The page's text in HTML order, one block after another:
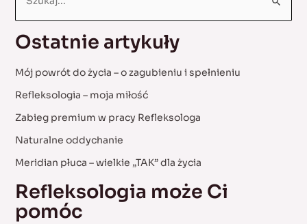
r
c
o
r
:
Ostatnie artykuły
Mój powrót do życia – o zagubieniu i spełnieniu
Refleksologia – moja miłość
Zabieg premium w pracy Refleksologa
Naturalne oddychanie
Meridian płuca – wielkie „TAK” dla życia
Refleksologia może Ci
pomóc